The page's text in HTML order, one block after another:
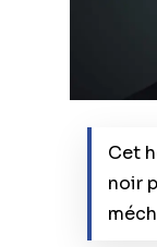
Cet
noir